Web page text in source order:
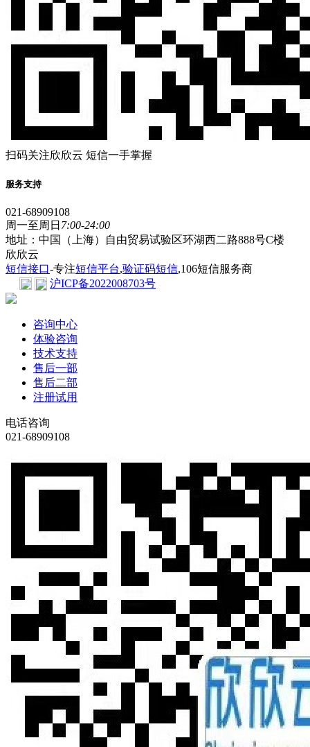
扫码关注欣欣云 短信一手掌握
服务支持
021-68909108
周一至周日 7:00-24:00
地址：中国（上海）自由贸易试验区环湖西二路888号C楼
欣欣云
短信接口-专注短信平台,验证码短信,106短信服务商
沪ICP备2022008703号
咨询中心
体验咨询
技术支持
售后一部
售后二部
注册试用
电话咨询
021-68909108